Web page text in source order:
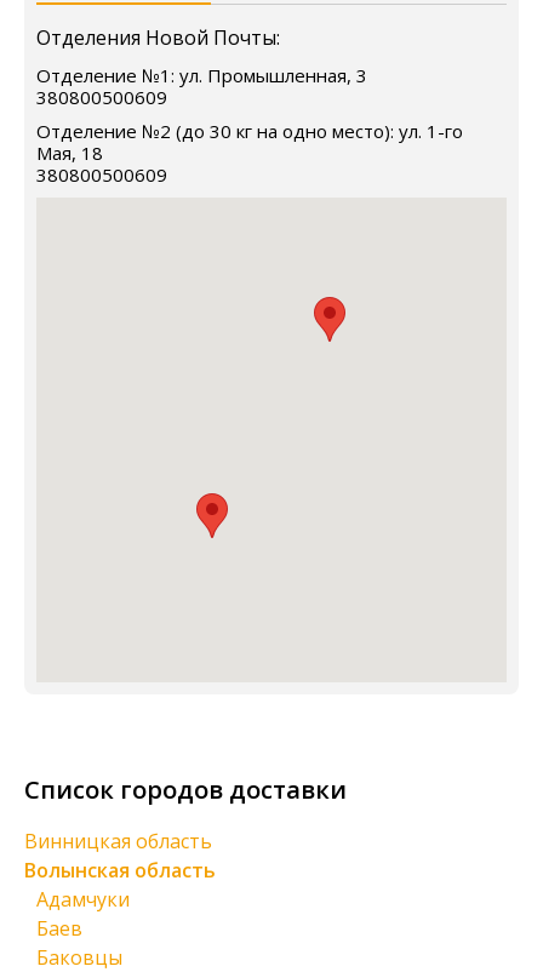
Отделения Новой Почты:
Отделение №1: ул. Промышленная, 3
380800500609
Отделение №2 (до 30 кг на одно место): ул. 1-го
Мая, 18
380800500609
Список городов доставки
Винницкая область
Волынская область
Адамчуки
Баев
Баковцы